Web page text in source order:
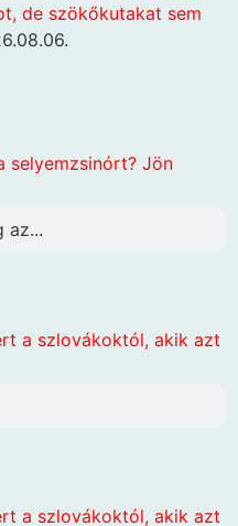
de szökőkutakat sem
selyemzsinórt? Jön
az...
a szlovákoktól, akik azt
a szlovákoktól, akik azt